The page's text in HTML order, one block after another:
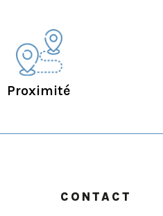
Proximité
CONTACT